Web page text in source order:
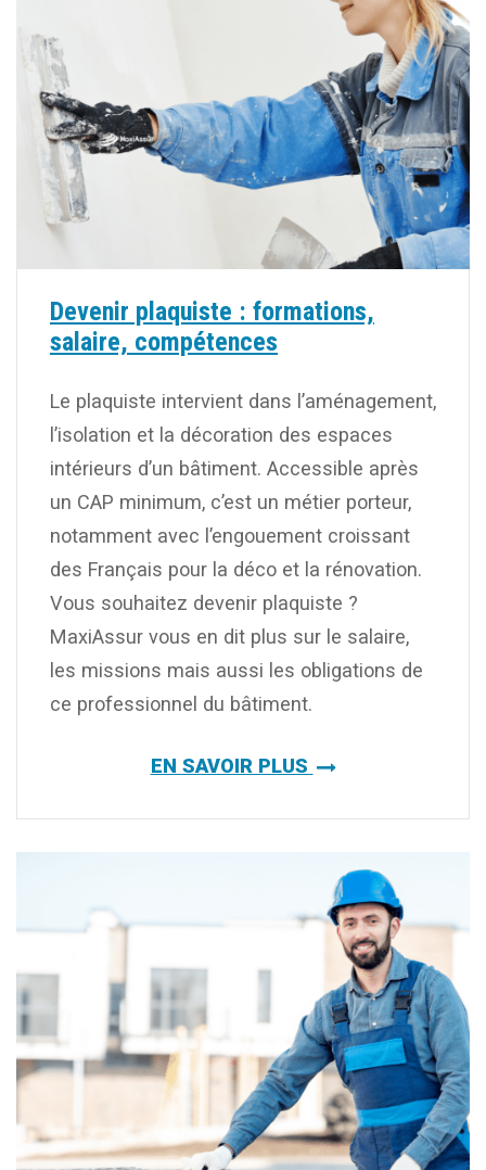
Devenir plaquiste : formations,
salaire, compétences
Le plaquiste intervient dans l’aménagement,
l’isolation et la décoration des espaces
intérieurs d’un bâtiment. Accessible après
un CAP minimum, c’est un métier porteur,
notamment avec l’engouement croissant
des Français pour la déco et la rénovation.
Vous souhaitez devenir plaquiste ?
MaxiAssur vous en dit plus sur le salaire,
les missions mais aussi les obligations de
ce professionnel du bâtiment.
EN SAVOIR PLUS